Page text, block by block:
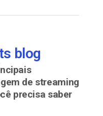
blog
de streaming
precisa saber